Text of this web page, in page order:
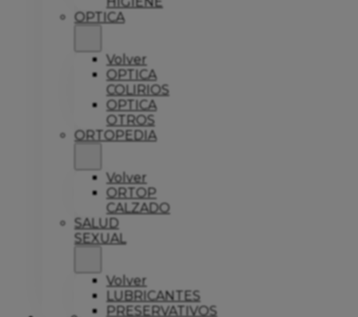
OPTICA
Volver
OPTICA
COLIRIOS
OPTICA
OTROS
ORTOPEDIA
Volver
ORTOP
CALZADO
SALUD
SEXUAL
Volver
LUBRICANTES
PRESERVATIVOS